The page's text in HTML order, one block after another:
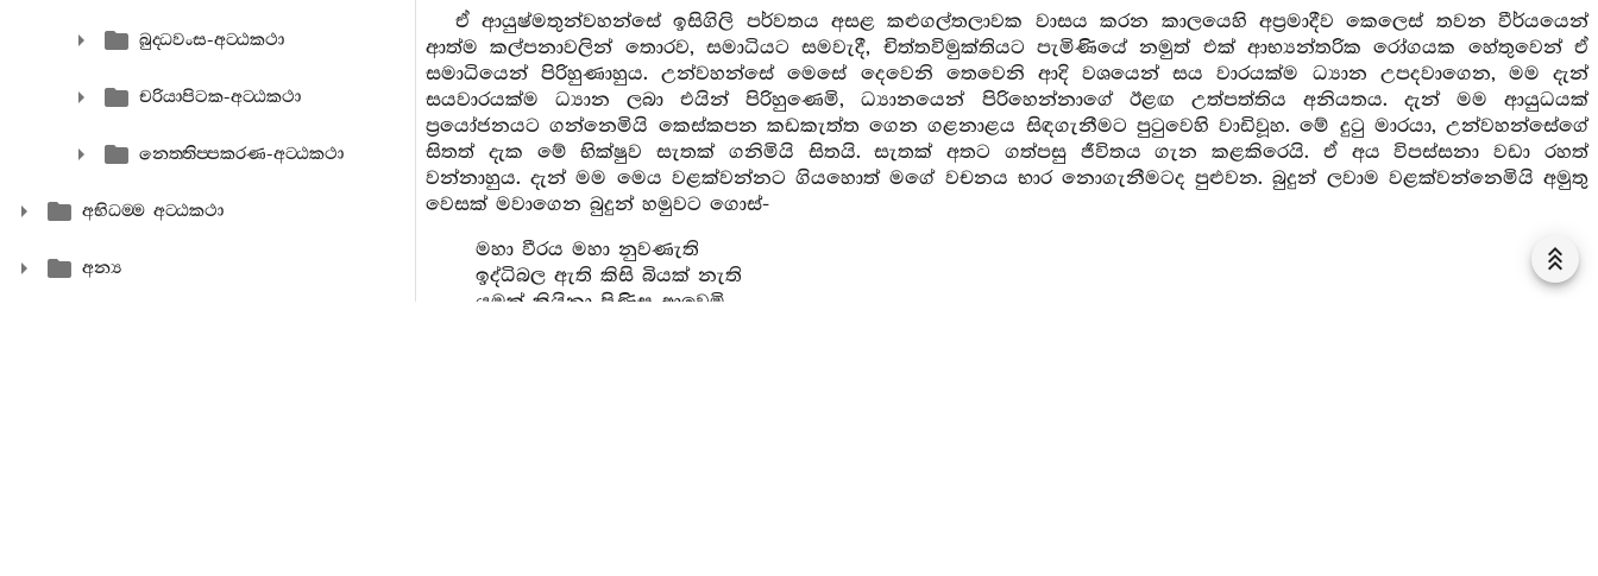
බුද‍්ධවංස-අට‍්ඨකථා
චරියාපිටක-අට‍්ඨකථා
නෙත‍්තිප‍්පකරණ-අට‍්ඨකථා
අභිධම‍්ම අට‍්ඨකථා
අන්‍ය
ඒ ආයුෂ්මතුන්වහන්සේ ඉසිගිලි පර්වතය අසළ කළුගල්තලාවක වාසය කරන කාලයෙහි අප්‍රමාදීව කෙලෙස් තවන වීර්යයෙන්
ආත්ම කල්පනාවලින් තොරව, සමාධියට සමවැදී, චිත්තවිමුක්තියට පැමිණියේ නමුත් එක් ආභ්‍යන්තරික රෝගයක හේතුවෙන් ඒ
සමාධියෙන් පිරිහුණාහුය. උන්වහන්සේ මෙසේ දෙවෙනි තෙවෙනි ආදි වශයෙන් සය වාරයක්ම ධ්‍යාන උපදවාගෙන, මම දැන්
සයවාරයක්ම ධ්‍යාන ලබා එයින් පිරිහුණෙමි, ධ්‍යානයෙන් පිරිහෙන්නාගේ ඊළඟ උත්පත්තිය අනියතය. දැන් මම ආයුධයක්
ප්‍රයෝජනයට ගන්නෙමියි කෙස්කපන කඩකැත්ත ගෙන ගළනාළය සිඳගැනීමට පුටුවෙහි වාඩිවූහ. මේ දුටු මාරයා, උන්වහන්සේගේ
සිතත් දැක මේ භික්ෂුව සැතක් ගනිමියි සිතයි. සැතක් අතට ගත්පසු ජීවිතය ගැන කළකිරෙයි. ඒ අය විපස්සනා වඩා රහත්
වන්නාහුය. දැන් මම මෙය වළක්වන්නට ගියහොත් මගේ වචනය භාර නොගැනීමටද පුළුවන. බුදුන් ලවාම වළක්වන්නෙමියි අමුතු
වෙසක් මවාගෙන බුදුන් හමුවට ගොස්-
මහා වීරය මහා නුවණැති
ඉද්ධිබල ඇති කිසි බියක් නැති
යමක් කියිනා පිණිස ආවෙමි